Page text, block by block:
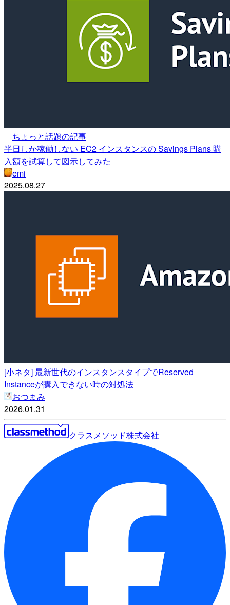
ちょっと話題の記事
半日しか稼働しない EC2 インスタンスの Savings Plans 購
入額を試算して図示してみた
emi
2025.08.27
[小ネタ] 最新世代のインスタンスタイプでReserved
Instanceが購入できない時の対処法
おつまみ
2026.01.31
クラスメソッド株式会社